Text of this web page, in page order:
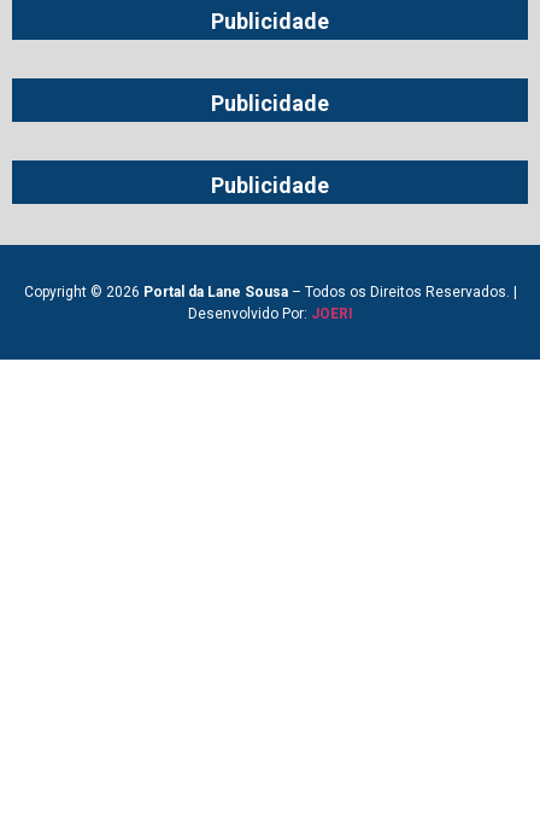
Publicidade
Publicidade
Publicidade
Copyright © 2026 Portal da Lane Sousa– Todos os Direitos Reservados. |
Desenvolvido Por: JOERI